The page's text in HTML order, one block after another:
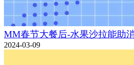
MM春节大餐后-水果沙拉能助
2024-03-09